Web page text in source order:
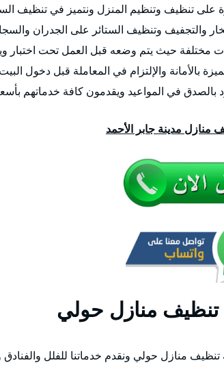
على تنظيف وتنظيم المنزل ونتميز في تنظيف
والتجفيف وتنظيف الستائر على الجدران
مختلفة حيث يتم وضعه قبل العمل تحت اختبار
بالأمانة والإلتزام في المعاملة قبل دخول
بالصدق في المواعيد ويقدمون كافة خدماتهم
منازل مدينة جابر الأحمد
منازل حولي
تنظيف منازل حولي ونقدم خدماتنا للفلل